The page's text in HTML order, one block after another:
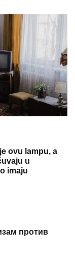
ovu lampu, a
u
imaju
против